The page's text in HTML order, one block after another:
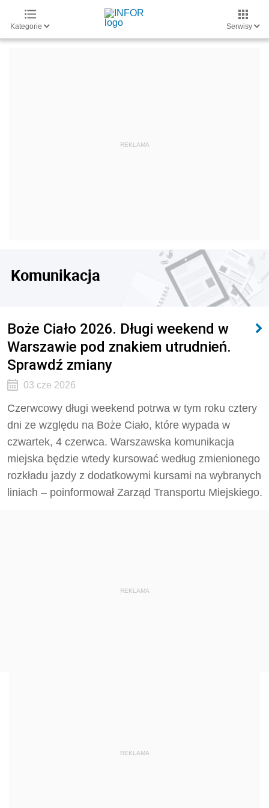
Kategorie Serwisy
Komunikacja
Boże Ciało 2026. Długi weekend w
Warszawie pod znakiem utrudnień.
Sprawdź zmiany
03 cze 2026
Czerwcowy długi weekend potrwa w tym roku cztery
dni ze względu na Boże Ciało, które wypada w
czwartek, 4 czerwca. Warszawska komunikacja
miejska będzie wtedy kursować według zmienionego
rozkładu jazdy z dodatkowymi kursami na wybranych
liniach – poinformował Zarząd Transportu Miejskiego.
REKLAMA
REKLAMA